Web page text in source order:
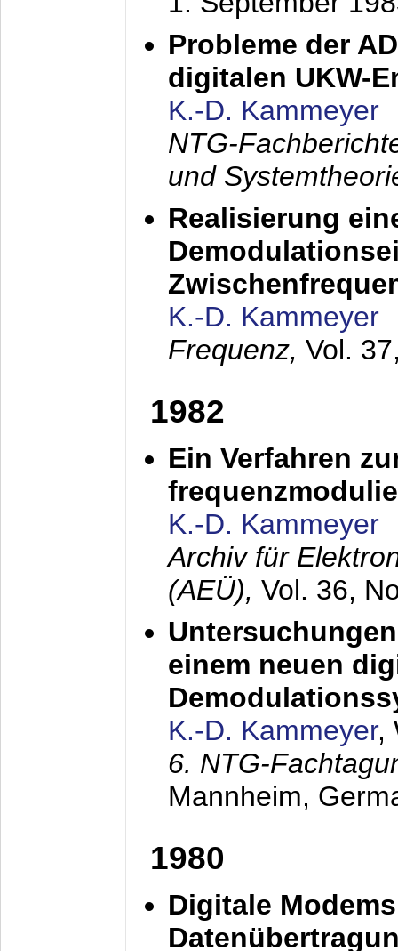
Probleme der
digitalen UKW-
K.-D. Kammeyer
NTG-
und
Realisierung
K.-D. Kammeyer
Frequenz, Vol.
1982
Ein Verfahren
K.-D. Kammeyer
Archiv für
(AEÜ), Vol. 36,
einem neuen
K.-D. Kammeyer,
6. NTG-
Mannheim,
1980
Digitale